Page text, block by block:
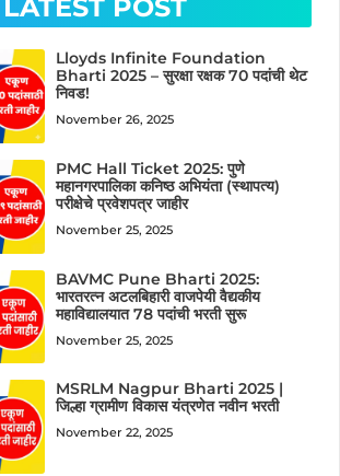
LATEST POST
Lloyds Infinite Foundation
Bharti 2025 – सुरक्षा रक्षक 70 पदांची थेट
निवड!
November 26, 2025
PMC Hall Ticket 2025: पुणे
महानगरपालिका कनिष्ठ अभियंता (स्थापत्य)
परीक्षेचे प्रवेशपत्र जाहीर
November 25, 2025
BAVMC Pune Bharti 2025:
भारतरत्न अटलबिहारी वाजपेयी वैद्यकीय
महाविद्यालयात 78 पदांची भरती सुरू
November 25, 2025
MSRLM Nagpur Bharti 2025 |
जिल्हा ग्रामीण विकास यंत्रणेत नवीन भरती
November 22, 2025